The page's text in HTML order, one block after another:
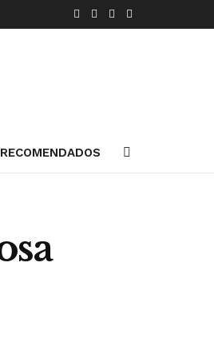
RECOMENDADOS